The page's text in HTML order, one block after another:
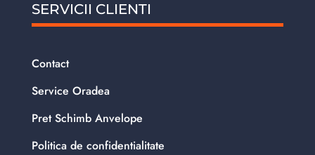
SERVICII CLIENTI
Contact
Service Oradea
Pret Schimb Anvelope
Politica de confidentialitate